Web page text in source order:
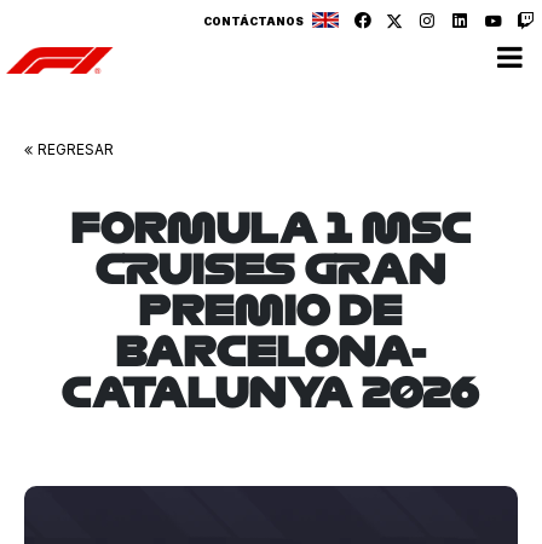
CONTÁCTANOS
v v
REGRESAR
FORMULA 1 MSC
CRUISES GRAN
PREMIO DE
BARCELONA-
CATALUNYA 2026